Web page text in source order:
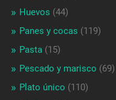
Huevos (44)
Panes y cocas (119)
Pasta(15)
Pescado y marisco (69)
Plato único (110)